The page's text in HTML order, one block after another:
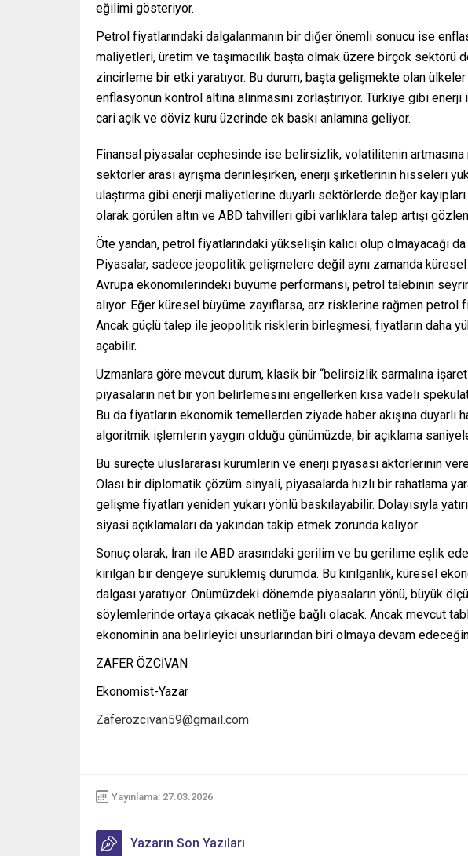
eğilimi gösteriyor.
Petrol fiyatlarındaki dalgalanmanın bir diğer önemli sonucu ise
maliyetleri, üretim ve taşımacılık başta olmak üzere birçok sektörü
zincirleme bir etki yaratıyor. Bu durum, başta gelişmekte olan
enflasyonun kontrol altına alınmasını zorlaştırıyor. Türkiye gibi
cari açık ve döviz kuru üzerinde ek baskı anlamına geliyor.
Finansal piyasalar cephesinde ise belirsizlik, volatilitenin
sektörler arası ayrışma derinleşirken, enerji şirketlerinin hisseleri
ulaştırma gibi enerji maliyetlerine duyarlı sektörlerde değer
olarak görülen altın ve ABD tahvilleri gibi varlıklara talep artışı
Öte yandan, petrol fiyatlarındaki yükselişin kalıcı olup olmayacağı da
Piyasalar, sadece jeopolitik gelişmelere değil aynı zamanda
Avrupa ekonomilerindeki büyüme performansı, petrol talebinin
alıyor. Eğer küresel büyüme zayıflarsa, arz risklerine rağmen petrol
Ancak güçlü talep ile jeopolitik risklerin birleşmesi, fiyatların daha
açabilir.
Uzmanlara göre mevcut durum, klasik bir “belirsizlik sarmalına
piyasaların net bir yön belirlemesini engellerken kısa vadeli
Bu da fiyatların ekonomik temellerden ziyade haber akışına
algoritmik işlemlerin yaygın olduğu günümüzde, bir açıklama
Bu süreçte uluslararası kurumların ve enerji piyasası aktörlerinin
Olası bir diplomatik çözüm sinyali, piyasalarda hızlı bir rahatlama
gelişme fiyatları yeniden yukarı yönlü baskılayabilir. Dolayısıyla
siyasi açıklamaları da yakından takip etmek zorunda kalıyor.
Sonuç olarak, İran ile ABD arasındaki gerilim ve bu gerilime eşlik
kırılgan bir dengeye sürüklemiş durumda. Bu kırılganlık, küresel
dalgası yaratıyor. Önümüzdeki dönemde piyasaların yönü, büyük
söylemlerinde ortaya çıkacak netliğe bağlı olacak. Ancak mevcut
ekonominin ana belirleyici unsurlarından biri olmaya devam
ZAFER ÖZCİVAN
Ekonomist-Yazar
Zaferozcivan59@gmail.com
Yayınlama: 27.03.2026
Yazarın Son Yazıları